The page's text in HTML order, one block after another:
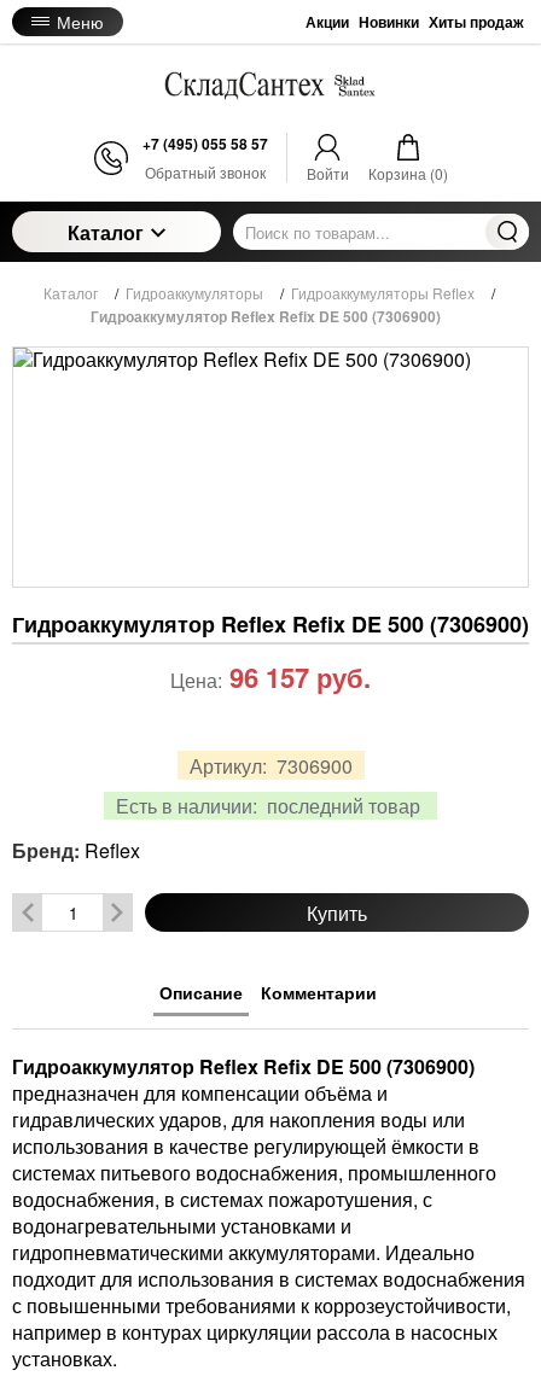
Меню Акции Новинки Хиты продаж
+7 (495) 055 58 57
Обратный звонок Войти Корзина (0)
Каталог
Каталог / Гидроаккумуляторы / Гидроаккумуляторы Reflex /
Гидроаккумулятор Reflex Refix DE 500 (7306900)
Гидроаккумулятор Reflex Refix DE 500 (7306900)
Артикул: 7306900
Есть в наличии: последний товар
Цена: 96 157 руб.
Бренд: Reflex
Купить
Описание Комментарии
Гидроаккумулятор Reflex Refix DE 500 (7306900)
предназначен для компенсации объёма и
гидравлических ударов, для накопления воды или
использования в качестве регулирующей ёмкости в
системах питьевого водоснабжения, промышленного
водоснабжения, в системах пожаротушения, с
водонагревательными установками и
гидропневматическими аккумуляторами. Идеально
подходит для использования в системах водоснабжения
с повышенными требованиями к коррозеустойчивости,
например в контурах циркуляции рассола в насосных
установках.